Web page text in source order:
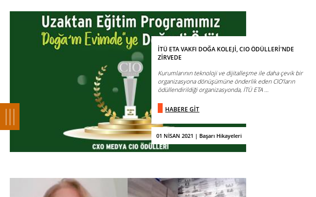
01 NİSAN 2021 | Başarı Hikayeleri
İTÜ ETA VAKFI DOĞA KOLEJİ, CIO ÖDÜLLERİ'NDE
ZİRVEDE
Kurumlarının teknoloji ve dijitalleşme ile daha çevik bir
organizasyona dönüşümüne önderlik eden CIO’ların
ödüllendirildiği organizasyonda, İTÜ ETA ...
HABERE GİT